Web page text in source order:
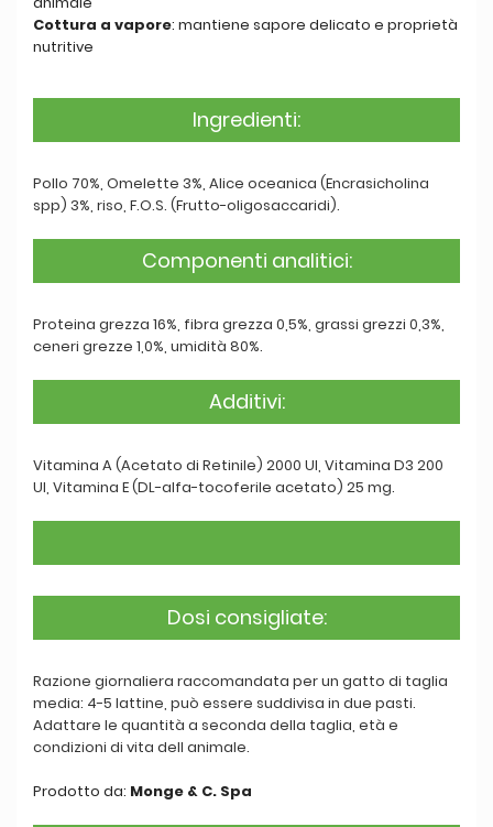
Cottura a vapore: mantiene sapore delicato e proprietà
nutritive
Ingredienti:
Pollo 70%, Omelette 3%, Alice oceanica (Encrasicholina
spp) 3%, riso, F.O.S. (Frutto-oligosaccaridi).
Componenti analitici:
Proteina grezza 16%, fibra grezza 0,5%, grassi grezzi 0,3%,
ceneri grezze 1,0%, umidità 80%.
Additivi:
Vitamina A (Acetato di Retinile) 2000 UI, Vitamina D3 200
UI, Vitamina E (DL-alfa-tocoferile acetato) 25 mg.
Dosi consigliate:
Razione giornaliera raccomandata per un gatto di taglia
media: 4-5 lattine, può essere suddivisa in due pasti.
Adattare le quantità a seconda della taglia, età e
condizioni di vita dell animale.
Prodotto da: Monge & C. Spa